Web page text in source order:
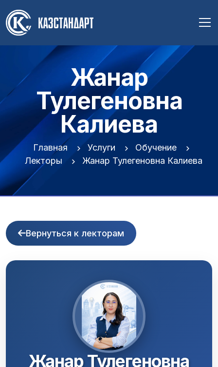
Жанар
Тулегеновна
Калиева
Главная Услуги
Обучение
Лекторы
Жанар Тулегеновна Калиева
Вернуться к лекторам
Жанар Тулегеновна